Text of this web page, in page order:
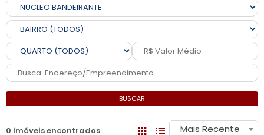
BUSCAR
0 imóveis encontrados Mais Recente